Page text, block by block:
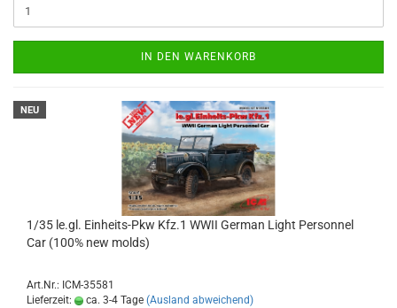
IN DEN WARENKORB
NEU
1/35 le.gl. Einheits-Pkw Kfz.1 WWII German Light Personnel
Car (100% new molds)
Art.Nr.: ICM-35581
Lieferzeit:
ca. 3-4 Tage (Ausland abweichend)